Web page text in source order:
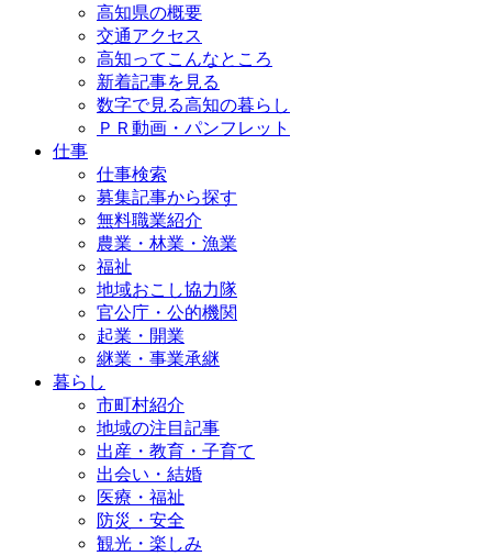
高知県の概要
交通アクセス
高知ってこんなところ
新着記事を見る
数字で見る高知の暮らし
ＰＲ動画・パンフレット
仕事
仕事検索
募集記事から探す
無料職業紹介
農業・林業・漁業
福祉
地域おこし協力隊
官公庁・公的機関
起業・開業
継業・事業承継
暮らし
市町村紹介
地域の注目記事
出産・教育・子育て
出会い・結婚
医療・福祉
防災・安全
観光・楽しみ